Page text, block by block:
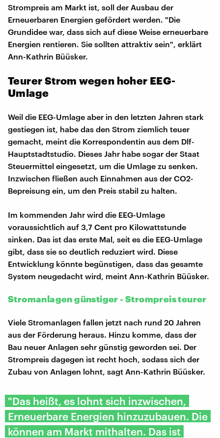
Strompreis am Markt ist, soll der Ausbau der
Erneuerbaren Energien gefördert werden. "Die
Grundidee war, dass sich auf diese Weise erneuerbare
Energien rentieren. Sie sollten attraktiv sein", erklärt
Ann-Kathrin Büüsker.
Teurer Strom wegen hoher EEG-
Umlage
Weil die EEG-Umlage aber in den letzten Jahren stark
gestiegen ist, habe das den Strom ziemlich teuer
gemacht, meint die Korrespondentin aus dem Dlf-
Hauptstadtstudio. Dieses Jahr habe sogar der Staat
Steuermittel eingesetzt, um die Umlage zu senken.
Inzwischen fließen auch Einnahmen aus der CO2-
Bepreisung ein, um den Preis stabil zu halten.
Im kommenden Jahr wird die EEG-Umlage
voraussichtlich auf 3,7 Cent pro Kilowattstunde
sinken. Das ist das erste Mal, seit es die EEG-Umlage
gibt, dass sie so deutlich reduziert wird. Diese
Entwicklung könnte begünstigen, dass das gesamte
System neugedacht wird, meint Ann-Kathrin Büüsker.
Stromanlagen günstiger - Strompreis teurer
Viele Stromanlagen fallen jetzt nach rund 20 Jahren
aus der Förderung heraus. Hinzu komme, dass der
Bau neuer Anlagen sehr günstig geworden sei. Der
Strompreis dagegen ist recht hoch, sodass sich der
Zubau von Anlagen lohnt, sagt Ann-Kathrin Büüsker.
"Das heißt, es lohnt sich inzwischen,
Erneuerbare Energien hinzuzubauen. Die
können am Markt mithalten. Das ist